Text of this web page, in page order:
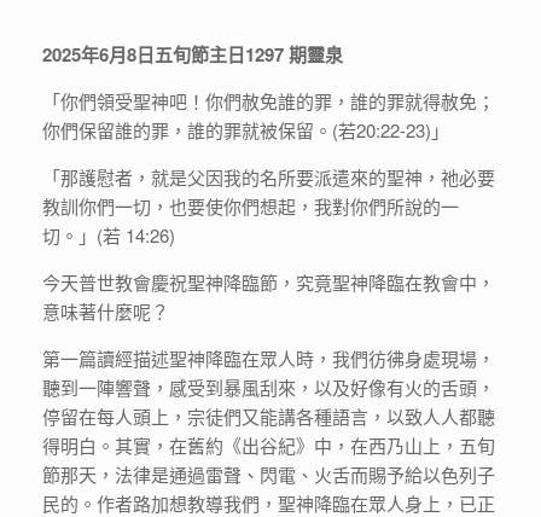
2025年6月8日五旬節主日1297 期靈泉
「你們領受聖神吧！你們赦免誰的罪，誰的罪就得赦免；
你們保留誰的罪，誰的罪就被保留。(若20:22-23)」
「那護慰者，就是父因我的名所要派遣來的聖神，祂必要
教訓你們一切，也要使你們想起，我對你們所說的一
切。」(若 14:26)
今天普世教會慶祝聖神降臨節，究竟聖神降臨在教會中，
意味著什麼呢？
第一篇讀經描述聖神降臨在眾人時，我們彷彿身處現場，
聽到一陣響聲，感受到暴風刮來，以及好像有火的舌頭，
停留在每人頭上，宗徒們又能講各種語言，以致人人都聽
得明白。其實，在舊約《出谷紀》中，在西乃山上，五旬
節那天，法律是通過雷聲、閃電、火舌而賜予給以色列子
民的。作者路加想教導我們，聖神降臨在眾人身上，已正